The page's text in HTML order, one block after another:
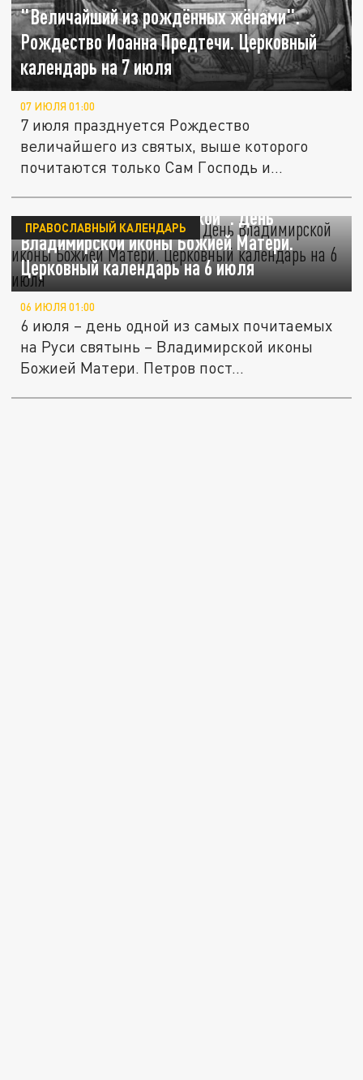
"Величайший из рождённых жёнами".
Рождество Иоанна Предтечи. Церковный
календарь на 7 июля
07 ИЮЛЯ 01:00
7 июля празднуется Рождество
величайшего из святых, выше которого
почитаются только Сам Господь и
"Защитница Земли Русской". День
Владимирской иконы Божией Матери.
Церковный календарь на 6 июля
ПРАВОСЛАВНЫЙ КАЛЕНДАРЬ
06 ИЮЛЯ 01:00
6 июля – день одной из самых почитаемых
на Руси святынь – Владимирской иконы
Божией Матери. Петров пост...